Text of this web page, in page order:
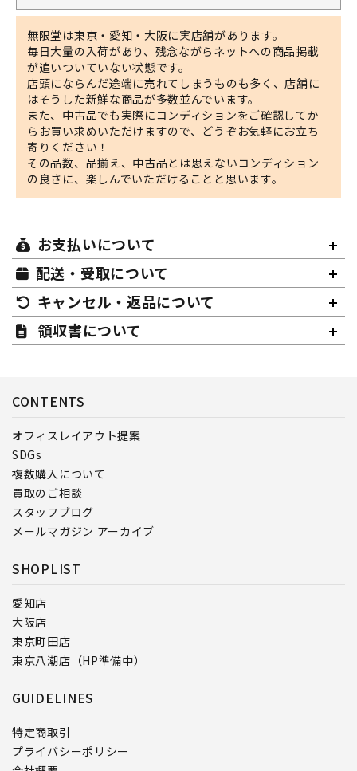
無限堂は東京・愛知・大阪に実店舗があります。
毎日大量の入荷があり、残念ながらネットへの商品掲載
が追いついていない状態です。
店頭にならんだ途端に売れてしまうものも多く、店舗に
はそうした新鮮な商品が多数並んでいます。
また、中古品でも実際にコンディションをご確認してか
らお買い求めいただけますので、どうぞお気軽にお立ち
寄りください！
その品数、品揃え、中古品とは思えないコンディション
の良さに、楽しんでいただけることと思います。
お支払いについて
配送・受取について
キャンセル・返品について
領収書について
CONTENTS
オフィスレイアウト提案
SDGs
複数購入について
買取のご相談
スタッフブログ
メールマガジン アーカイブ
SHOPLIST
愛知店
大阪店
東京町田店
東京八潮店（HP準備中）
GUIDELINES
特定商取引
プライバシーポリシー